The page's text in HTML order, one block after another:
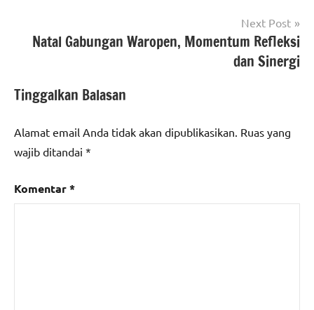
Next Post
Natal Gabungan Waropen, Momentum Refleksi
dan Sinergi
Tinggalkan Balasan
Alamat email Anda tidak akan dipublikasikan. Ruas yang
wajib ditandai *
Komentar*